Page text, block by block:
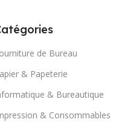
de Bureau
& Papeterie
& Bureautique
& Consommables